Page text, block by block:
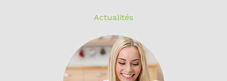
Actualités